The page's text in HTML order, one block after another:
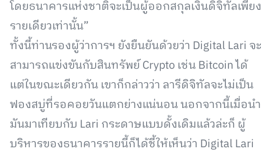
โดยธนาคารแห่งชาติจะเป็นผู้ออกสกุลเงินดิจิทัลเพียง
รายเดียวเท่านั้น”
ทั้งนี้ท่านรองผู้ว่าการฯ ยังยืนยันด้วยว่า Digital Lari จะ
สามารถแข่งขันกับสินทรัพย์ Crypto เช่น Bitcoin ได้
แต่ในขณะเดียวกัน เขาก็กล่าวว่า ลารีดิจิทัลจะไม่เป็น
ฟองสบู่ที่รอคอยวันแตกย่างแน่นอน นอกจากนี้เมื่อนำ
มันมาเทียบกับ Lari กระดาษแบบดั้งเดิมแล้วล่ะก็ ผู้
บริหารของธนาคารรายนี้ก็ได้ชี้ให้เห็นว่า Digital Lari